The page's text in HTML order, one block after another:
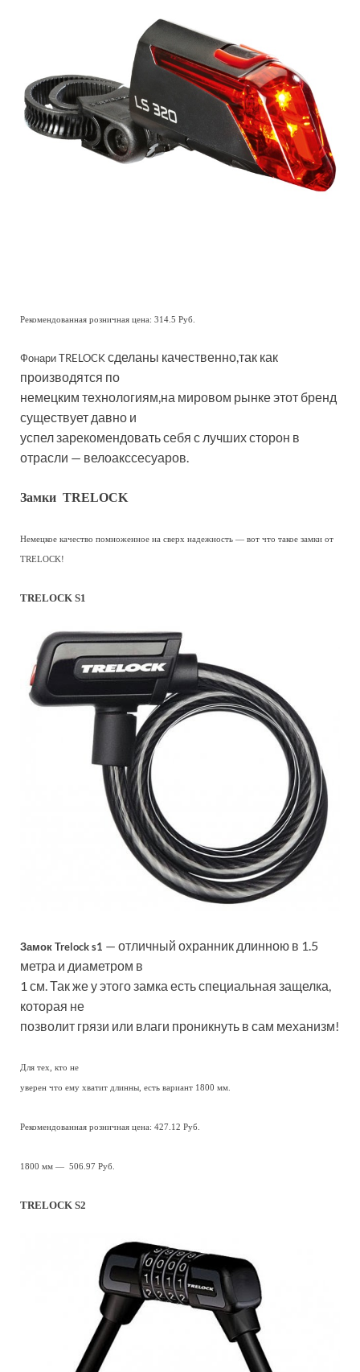
Рекомендованная розничная цена: 314.5 Руб.
Фонари TRELOCKсделаны качественно,так как
производятся по
немецким технологиям,на мировом рынке этот бренд
существует давно и
успел зарекомендовать себя с лучших сторон в
отрасли — велоакссесуаров.
Замки TRELOCK
Немецкое качество помноженное на сверх надежность — вот что такое замки от
TRELOCK!
TRELOCK S1
Замок Trelock s1 — отличный охранник длинною в 1.5
метра и диаметром в
1 см. Так же у этого замка есть специальная защелка,
которая не
позволит грязи или влаги проникнуть в сам механизм!
Для тех, кто не
уверен что ему хватит длинны, есть вариант 1800 мм.
Рекомендованная розничная цена: 427.12 Руб.
1800 мм — 506.97 Руб.
TRELOCK S2